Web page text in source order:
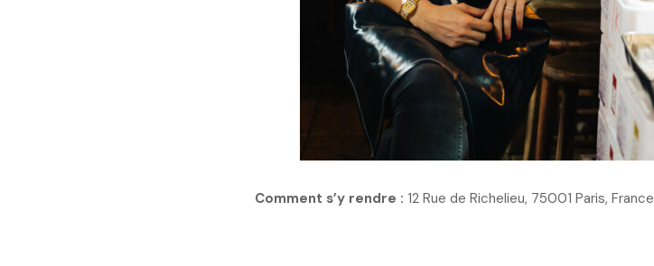
Comment s’y rendre : 12 Rue de Richelieu, 75001 Paris, France